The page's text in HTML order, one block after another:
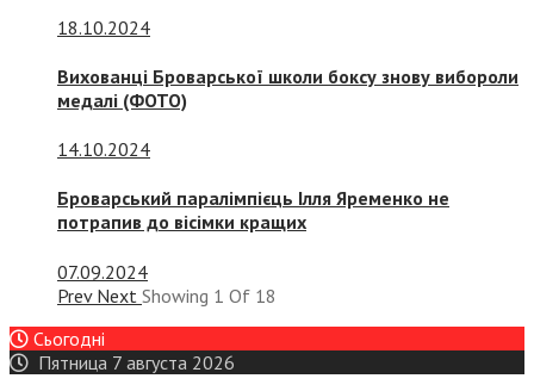
18.10.2024
Вихованці Броварської школи боксу знову вибороли
медалі (ФОТО)
14.10.2024
Броварський паралімпієць Ілля Яременко не
потрапив до вісімки кращих
07.09.2024
Prev Next Showing 1 Of 18
Сьогодні
Пятница 7 августа 2026